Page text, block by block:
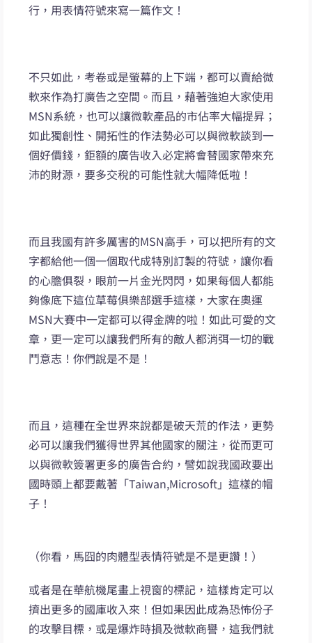
行，用表情符號來寫一篇作文！
不只如此，考卷或是螢幕的上下端，都可以賣給微
軟來作為打廣告之空間。而且，藉著強迫大家使用
MSN系統，也可以讓微軟產品的市佔率大幅提昇；
如此獨創性、開拓性的作法勢必可以與微軟談到一
個好價錢，鉅額的廣告收入必定將會替國家帶來充
沛的財源，要多交稅的可能性就大幅降低啦！
而且我國有許多厲害的MSN高手，可以把所有的文
字都給他一個一個取代成特別訂製的符號，讓你看
的心膽俱裂，眼前一片金光閃閃，如果每個人都能
夠像底下這位草莓俱樂部選手這樣，大家在奧運
MSN大賽中一定都可以得金牌的啦！如此可愛的文
章，更一定可以讓我們所有的敵人都消弭一切的戰
鬥意志！你們說是不是！
而且，這種在全世界來說都是破天荒的作法，更勢
必可以讓我們獲得世界其他國家的關注，從而更可
以與微軟簽署更多的廣告合約，譬如說我國政要出
國時頭上都要戴著「Taiwan,Microsoft」這樣的帽
子！
（你看，馬囧的肉體型表情符號是不是更讚！）
或者是在華航機尾畫上視窗的標記，這樣肯定可以
擠出更多的國庫收入來！但如果因此成為恐怖份子
的攻擊目標，或是爆炸時損及微軟商譽，這我們就